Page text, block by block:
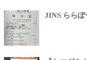
JINS らら